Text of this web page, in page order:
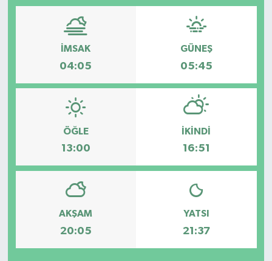
İMSAK
04:05
GÜNEŞ
05:45
ÖĞLE
13:00
İKINDI
16:51
AKŞAM
20:05
YATSI
21:37